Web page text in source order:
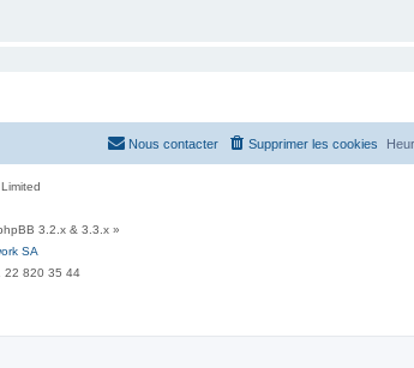
Supprimer les cookies
Nous contacter
3.2.x & 3.3.x »
SA
22 820 35 44